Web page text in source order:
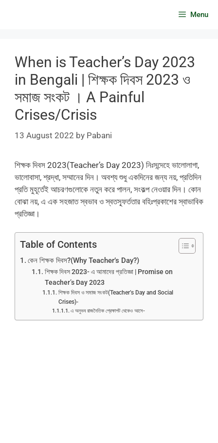
Menu
When is Teacher’s Day 2023
in Bengali | শিক্ষক দিবস 2023 ও
সমাজ সংকট । A Painful
Crises/Crisis
13 August 2022 by Pabani
শিক্ষক দিবস 2023(Teacher’s Day 2023) নিঃসন্দেহে ভালোলাগা,
ভালোবাসা, শ্রদ্ধা, সম্মানের দিন। অবশ্য শুধু একদিনের জন্য নয়, প্রতিদিন
প্রতি মুহূর্তেই আচরণগুলোকে নতুন করে পালন, সংকল্প নেওয়ার দিন। কোন
বোঝা নয়, এ এক সহজাত স্বভাব ও স্বতস্ফূর্ততার বহিঃপ্রকাশের স্বাভাবিক
প্রতিজ্ঞা।
Table of Contents
কেন শিক্ষক দিবস?(Why Teacher’s Day?)
শিক্ষক দিবস 2023- এ আমাদের প্রতিজ্ঞা | Promise on
Teacher’s Day 2023
শিক্ষক দিবস ও সমাজ সংকট(Teacher’s Day and Social
Crises)-
এ অনুভব রাজনৈতিক প্রেক্ষাপট থেকেও আসে-